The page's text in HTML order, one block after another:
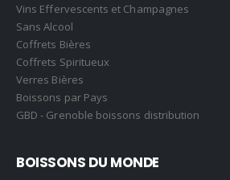
Vins Effervescents et Champagnes
Sans Alcool
Coffrets Bières
Coffrets Spiritueux
Verres Bières
Boissons par Pays
GBD - Grenoble boissons distribution
BOISSONS DU MONDE